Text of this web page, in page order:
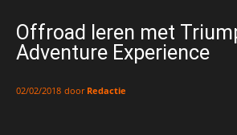
Offroad leren met
Adventure Experience
02/02/2018 door Redactie